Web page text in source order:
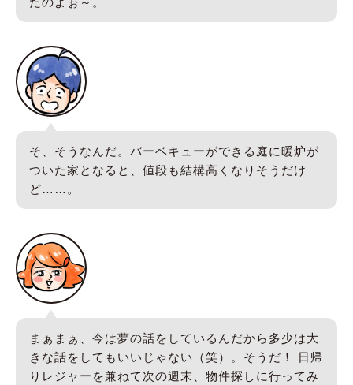
そ、そうなんだ。バーベキューができる庭に暖炉が
ついた家となると、値段も結構高くなりそうだけ
ど……。
まぁまぁ、今は夢の話をしているんだから多少は大
きな話をしてもいいじゃない（笑）。そうだ！ 日帰
りレジャーを兼ねて次の週末、物件探しに行ってみ